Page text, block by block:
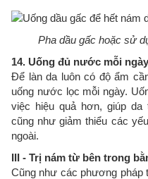
Pha dầu gấc hoặc sử
14. Uống đủ nước mỗi ngày
Để làn da luôn có độ ẩm
uống nước lọc mỗi ngày.
việc hiệu quả hơn, giúp da
cũng như giảm thiểu các
ngoài.
III - Trị nám từ bên trong
Cũng như các phương pháp